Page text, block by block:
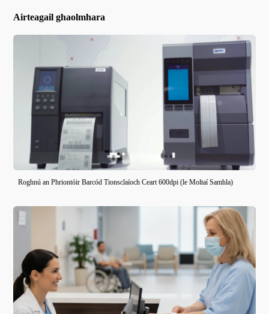
Airteagail ghaolmhara
Roghnú an Phriontóir Barcód Tionsclaíoch Ceart 600dpi (le Moltaí Samhla)